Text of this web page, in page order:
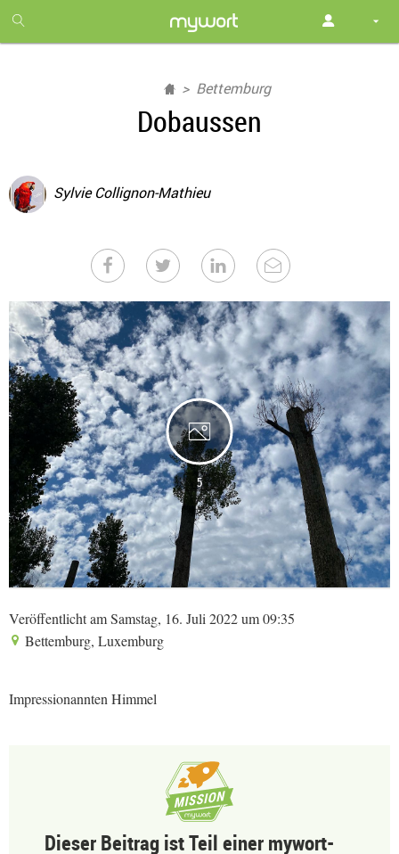
month
free
Bettemburg
Dobaussen
Sylvie Collignon-Mathieu
5
Veröffentlicht am Samstag, 16. Juli 2022 um 09:35
Bettemburg, Luxemburg
Impressionannten Himmel
Dieser Beitrag ist Teil einer mywort-